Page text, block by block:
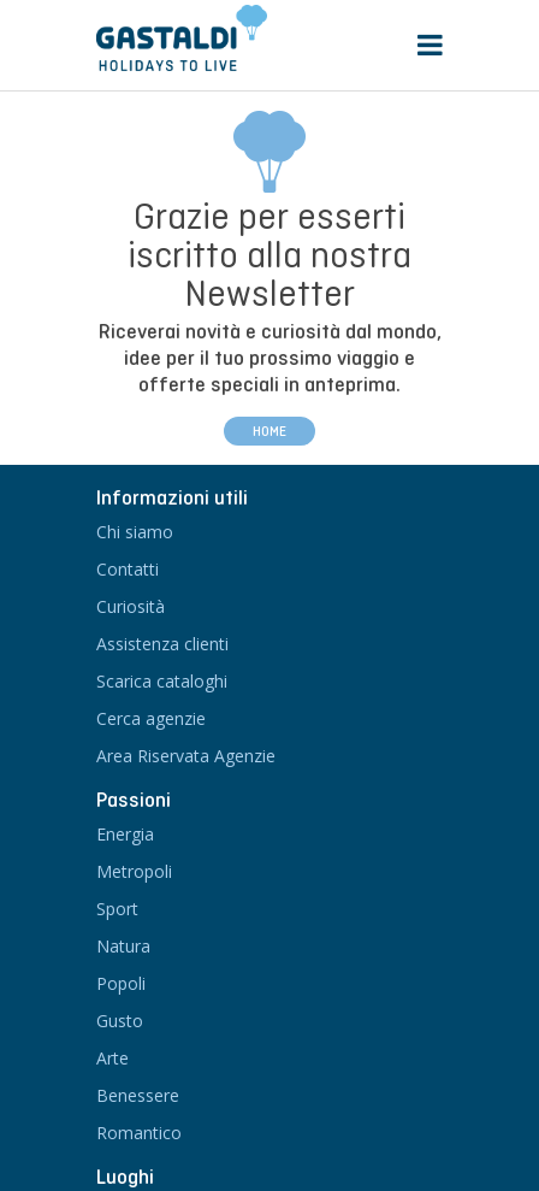
Grazie per esserti
iscritto alla nostra
Newsletter
Riceverai novità e curiosità dal mondo,
idee per il tuo prossimo viaggio e
offerte speciali in anteprima.
HOME
Informazioni utili
Chi siamo
Contatti
Curiosità
Assistenza clienti
Scarica cataloghi
Cerca agenzie
Area Riservata Agenzie
Passioni
Energia
Metropoli
Sport
Natura
Popoli
Gusto
Arte
Benessere
Romantico
Luoghi